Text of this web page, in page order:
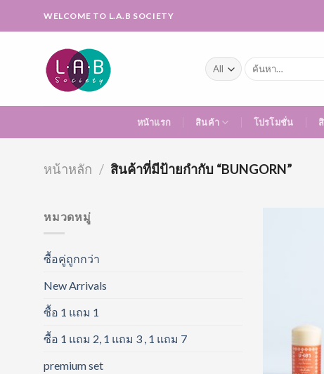
WELCOME TO L.A.B SOCIETY
ค้นหา:
หน้าแรก สินค้า โปรโมชั่น
หน้าหลัก / สินค้าที่มีป้ายกำกับ “BUNGORN”
หมวดหมู่
ซื้อคู่ถูกกว่า
New Arrivals
ซื้อ 1 แถม 1
ซื้อ 1 แถม 2, 1 แถม 3 , 1 แถม 7
premium set